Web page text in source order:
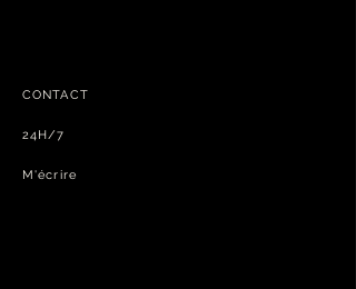
CONTACT
24H/7
M'écrire